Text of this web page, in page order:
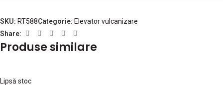
SKU: RT588Categorie: Elevator vulcanizare
Share:
Produse similare
Lipsă stoc